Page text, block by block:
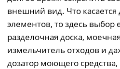
внешний вид. Что
элементов, то здесь
разделочная доска,
измельчитель отходов и
дозатор моющего